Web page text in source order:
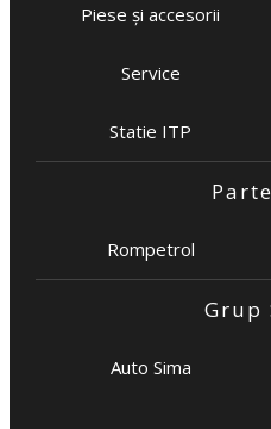
Piese și accesorii
Service
Statie ITP
Rompetrol
Grup
Auto Sima